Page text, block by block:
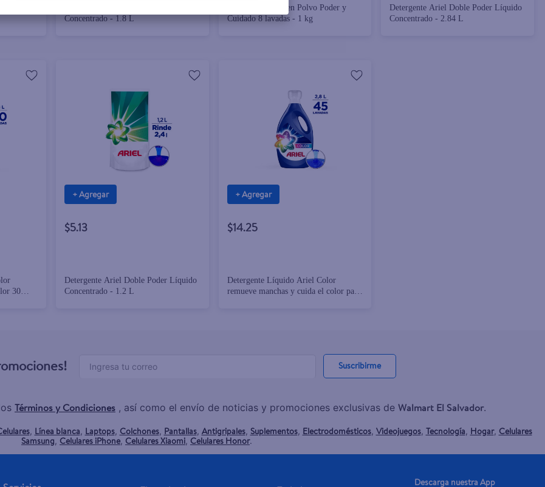
Concentrado - 1.8 L
Detergente Ariel en Polvo Poder y
Cuidado 8 lavadas - 1 kg
Detergente Ariel Doble Poder Líquido
Concentrado - 2.84 L
30
+ Agregar
$5.13
Detergente Ariel Doble Poder Líquido
Concentrado - 1.2 L
+ Agregar
$14.25
Detergente Líquido Ariel Color
remueve manchas y cuida el color para
Suscribirme
Términos y Condiciones , así como el envío de noticias y promociones exclusivas de Walmart El Salvador.
, Línea blanca, Laptops, Colchones, Pantallas, Antigripales, Suplementos, Electrodomésticos, Videojuegos, Tecnología, Hogar, Celulares
Samsung, Celulares iPhone, Celulares Xiaomi, Celulares Honor.
Descarga nuestra App